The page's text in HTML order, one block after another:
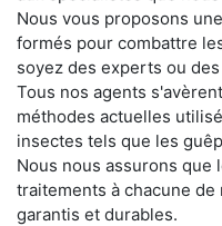
Nous vous proposons
formés pour combattre
soyez des experts ou
Tous nos agents
méthodes actuelles
insectes tels que les
Nous nous assurons que
traitements à chacune
garantis et durables.